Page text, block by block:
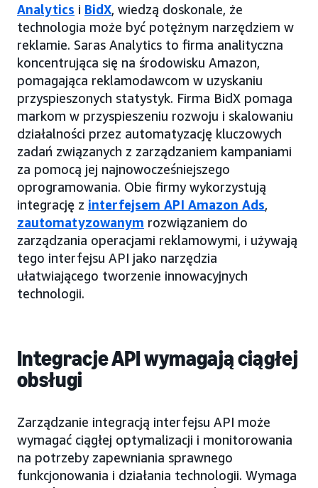
Analytics i BidX, wiedzą doskonale, że
technologia może być potężnym narzędziem w
reklamie. Saras Analytics to firma analityczna
koncentrująca się na środowisku Amazon,
pomagająca reklamodawcom w uzyskaniu
przyspieszonych statystyk. Firma BidX pomaga
markom w przyspieszeniu rozwoju i skalowaniu
działalności przez automatyzację kluczowych
zadań związanych z zarządzaniem kampaniami
za pomocą jej najnowocześniejszego
oprogramowania. Obie firmy wykorzystują
integrację z interfejsem API Amazon Ads,
zautomatyzowanym rozwiązaniem do
zarządzania operacjami reklamowymi, i używają
tego interfejsu API jako narzędzia
ułatwiającego tworzenie innowacyjnych
technologii.
Integracje API wymagają ciągłej
obsługi
Zarządzanie integracją interfejsu API może
wymagać ciągłej optymalizacji i monitorowania
na potrzeby zapewniania sprawnego
funkcjonowania i działania technologii. Wymaga